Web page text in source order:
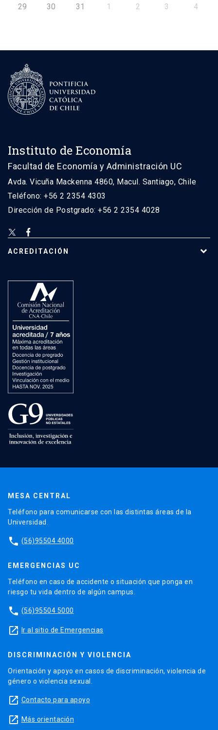
29 30 31 1 2 3 4
Instituto de Economía
Facultad de Economía y Administración UC
Avda. Vicuña Mackenna 4860, Macul. Santiago, Chile
Teléfono: +56 2 2354 4303
Dirección de Postgrado: +56 2 2354 4028
ACREDITACIÓN
MESA CENTRAL
Teléfono para comunicarse con las distintas áreas de la
Universidad.
phone (56)95504 4000
EMERGENCIAS UC
Teléfono en caso de accidente o situación que ponga en
riesgo tu vida dentro de algún campus.
phone (56)95504 5000
launch Ir al sitio de Emergencias
DISCRIMINACIÓN Y VIOLENCIA
Orientación y apoyo en casos de discriminación, violencia de
género o violencia sexual.
launch Contacto para apoyo
launch Más orientación